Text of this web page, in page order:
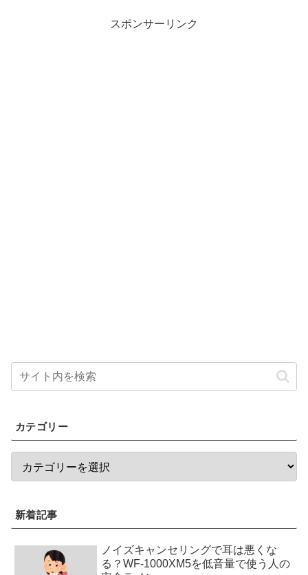
スポンサーリンク
カテゴリー
新着記事
ノイズキャンセリングで耳は悪くな
る？WF-1000XM5を低音量で使う人の